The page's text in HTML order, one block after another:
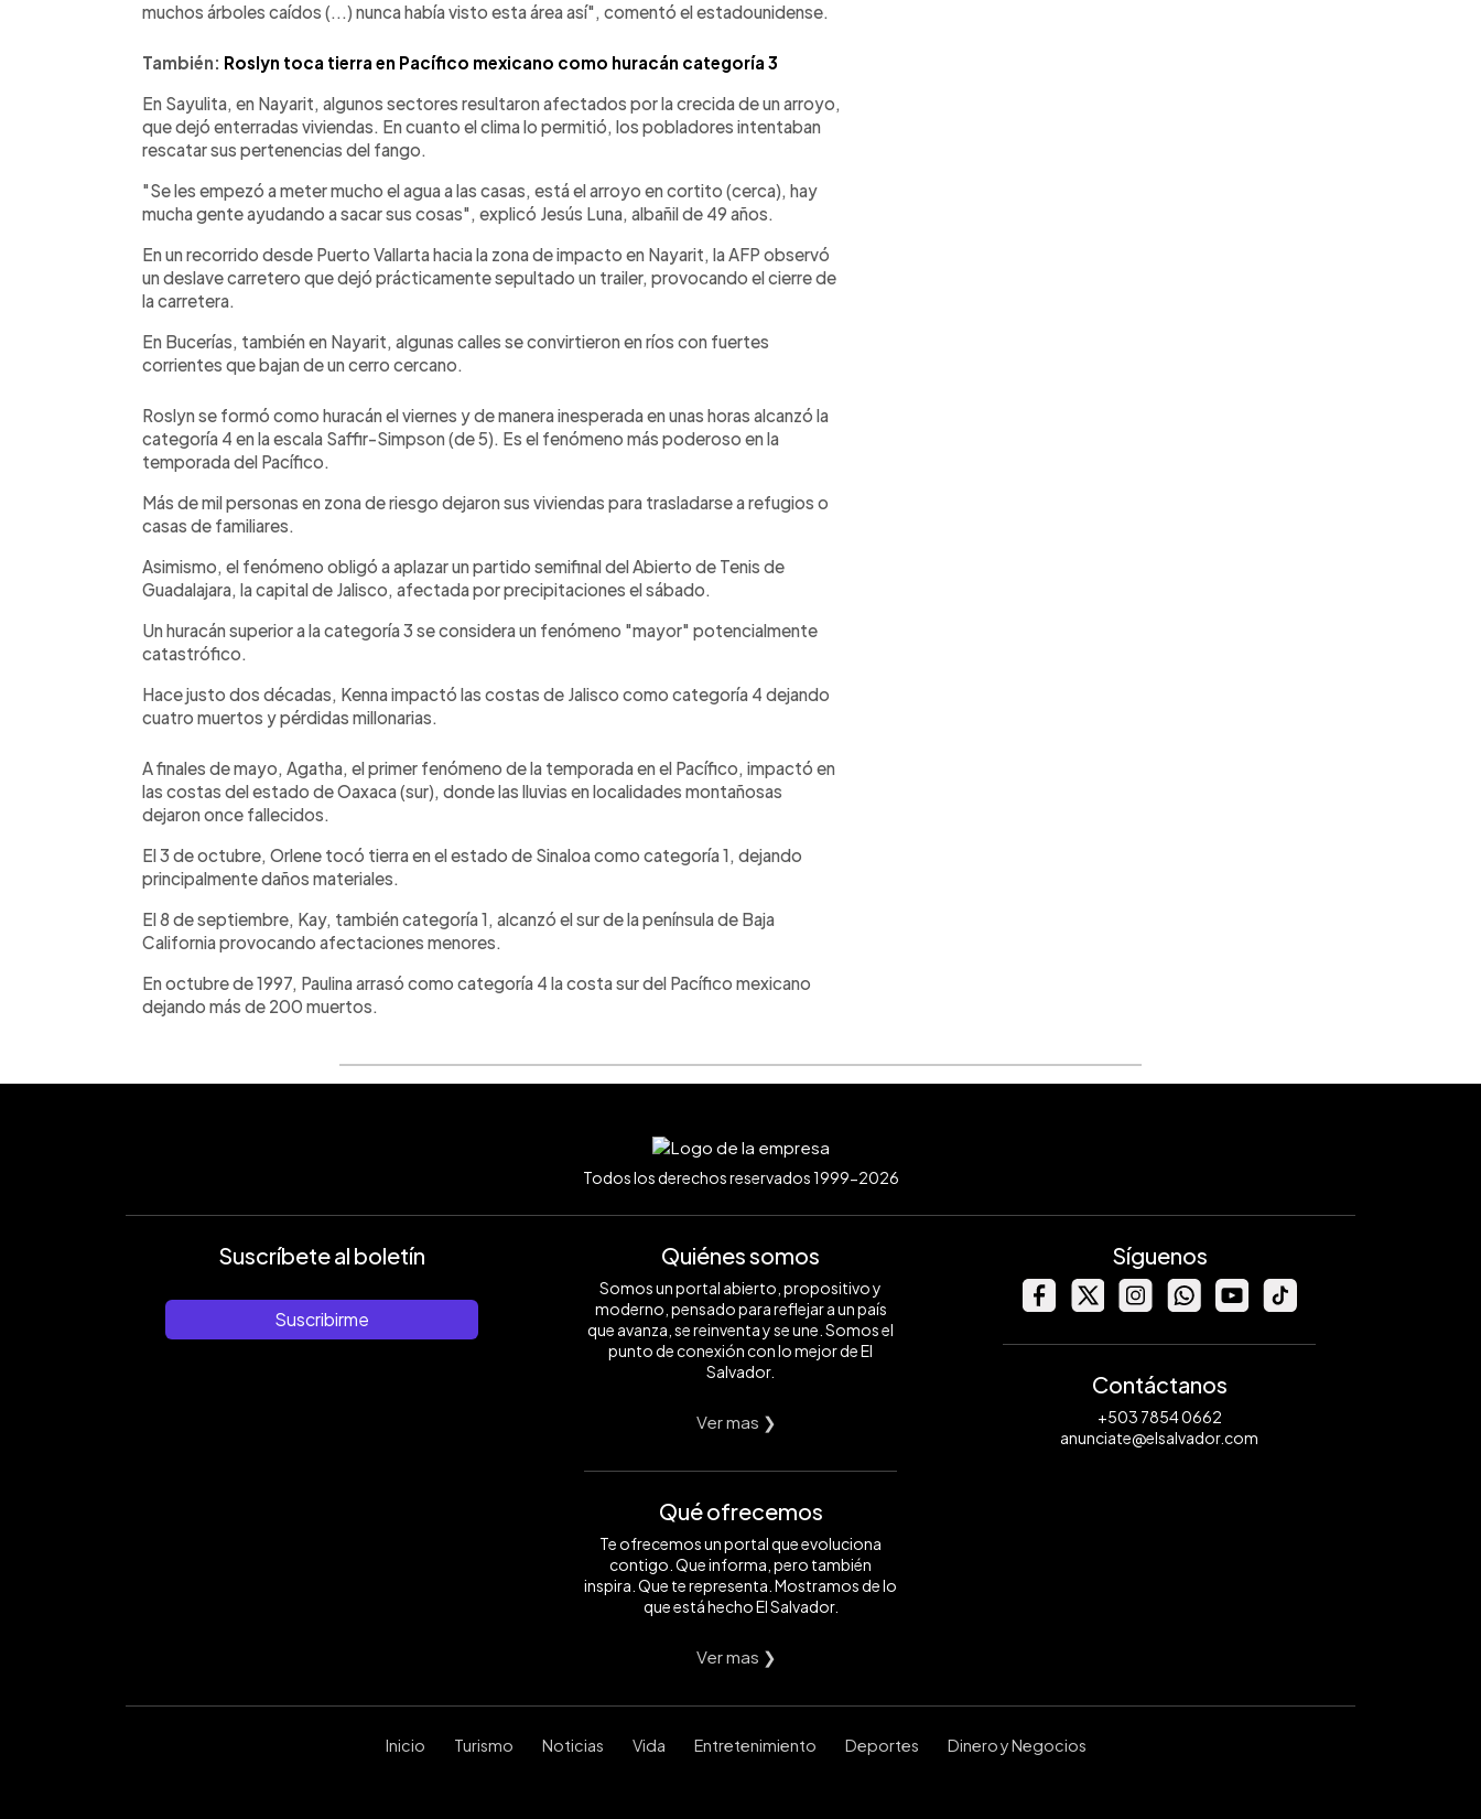
muchos árboles caídos (...) nunca había visto esta área así", comentó el estadounidense.
También: Roslyn toca tierra en Pacífico mexicano como huracán categoría 3
En Sayulita, en Nayarit, algunos sectores resultaron afectados por la crecida de un arroyo,
que dejó enterradas viviendas. En cuanto el clima lo permitió, los pobladores intentaban
rescatar sus pertenencias del fango.
"Se les empezó a meter mucho el agua a las casas, está el arroyo en cortito (cerca), hay
mucha gente ayudando a sacar sus cosas", explicó Jesús Luna, albañil de 49 años.
En un recorrido desde Puerto Vallarta hacia la zona de impacto en Nayarit, la AFP observó
un deslave carretero que dejó prácticamente sepultado un trailer, provocando el cierre de
la carretera.
En Bucerías, también en Nayarit, algunas calles se convirtieron en ríos con fuertes
corrientes que bajan de un cerro cercano.
Roslyn se formó como huracán el viernes y de manera inesperada en unas horas alcanzó la
categoría 4 en la escala Saffir-Simpson (de 5). Es el fenómeno más poderoso en la
temporada del Pacífico.
Más de mil personas en zona de riesgo dejaron sus viviendas para trasladarse a refugios o
casas de familiares.
Asimismo, el fenómeno obligó a aplazar un partido semifinal del Abierto de Tenis de
Guadalajara, la capital de Jalisco, afectada por precipitaciones el sábado.
Un huracán superior a la categoría 3 se considera un fenómeno "mayor" potencialmente
catastrófico.
Hace justo dos décadas, Kenna impactó las costas de Jalisco como categoría 4 dejando
cuatro muertos y pérdidas millonarias.
A finales de mayo, Agatha, el primer fenómeno de la temporada en el Pacífico, impactó en
las costas del estado de Oaxaca (sur), donde las lluvias en localidades montañosas
dejaron once fallecidos.
El 3 de octubre, Orlene tocó tierra en el estado de Sinaloa como categoría 1, dejando
principalmente daños materiales.
El 8 de septiembre, Kay, también categoría 1, alcanzó el sur de la península de Baja
California provocando afectaciones menores.
En octubre de 1997, Paulina arrasó como categoría 4 la costa sur del Pacífico mexicano
dejando más de 200 muertos.
Todos los derechos reservados 1999-2026
Suscríbete al boletín
Suscribirme
Quiénes somos
Somos un portal abierto, propositivo y
moderno, pensado para reflejar a un país
que avanza, se reinventa y se une. Somos el
punto de conexión con lo mejor de El
Salvador.
Ver mas ❯
Qué ofrecemos
Te ofrecemos un portal que evoluciona
contigo. Que informa, pero también
inspira. Que te representa. Mostramos de lo
que está hecho El Salvador.
Ver mas ❯
Síguenos
Contáctanos
+503 7854 0662
anunciate@elsalvador.com
Inicio Turismo Noticias Vida Entretenimiento Deportes Dinero y Negocios